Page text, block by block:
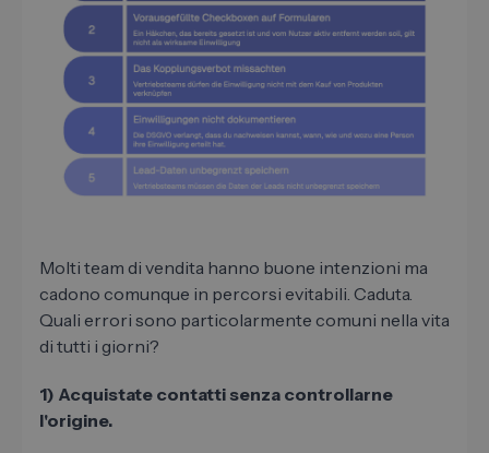
Molti team di vendita hanno buone intenzioni ma
cadono comunque in percorsi evitabili. Caduta.
Quali errori sono particolarmente comuni nella vita
di tutti i giorni?
1) Acquistate contatti senza controllarne
l'origine.